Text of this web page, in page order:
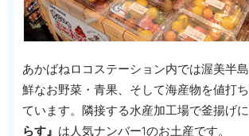
あかばねロコステーション内では渥美半
鮮なお野菜・青果、そして海産物を値打
ています。隣接する水産加工場で釜揚げ
らす』 は人気ナンバー1のお土産です。